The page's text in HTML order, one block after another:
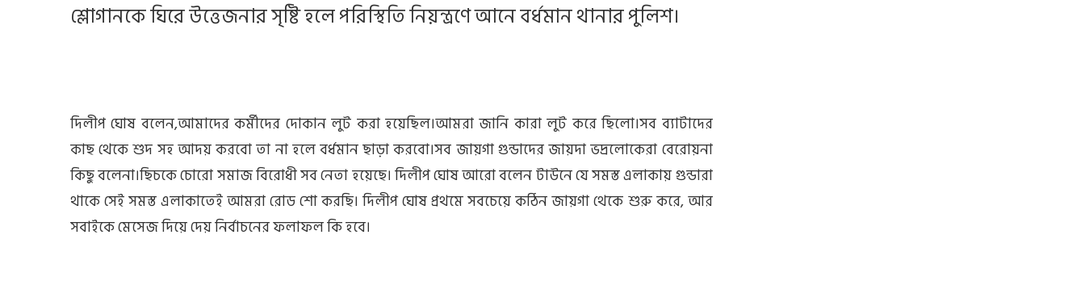
শ্লোগানকে ঘিরে উত্তেজনার সৃষ্টি হলে পরিস্থিতি নিয়ন্ত্রণে আনে বর্ধমান থানার পুলিশ।
দিলীপ ঘোষ বলেন,আমাদের কর্মীদের দোকান লুট করা হয়েছিল।আমরা জানি কারা লুট করে ছিলো।সব ব্যাটাদের
কাছ থেকে শুদ সহ আদয় করবো তা না হলে বর্ধমান ছাড়া করবো।সব জায়গা গুন্ডাদের জায়দা ভদ্রলোকেরা বেরোয়না
কিছু বলেনা।ছিচকে চোরো সমাজ বিরোধী সব নেতা হয়েছে। দিলীপ ঘোষ আরো বলেন টাউনে যে সমস্ত এলাকায় গুন্ডারা
থাকে সেই সমস্ত এলাকাতেই আমরা রোড শো করছি। দিলীপ ঘোষ প্রথমে সবচেয়ে কঠিন জায়গা থেকে শুরু করে, আর
সবাইকে মেসেজ দিয়ে দেয় নির্বাচনের ফলাফল কি হবে।